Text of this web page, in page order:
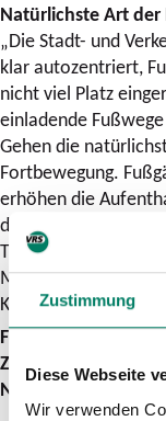
Zustimmung
Diese Webseite
Wir verwenden
Natürlichste Art
„Die Stadt- und
klar autozentriert,
nicht viel Platz
einladende
Gehen die
Fortbewegung.
erhöhen die
deutlich. Hier setzt
Theo Jansen,
Mobilität NRW mit
Köln.
Folgende
Zukunftsnetz
NRW“ durch: